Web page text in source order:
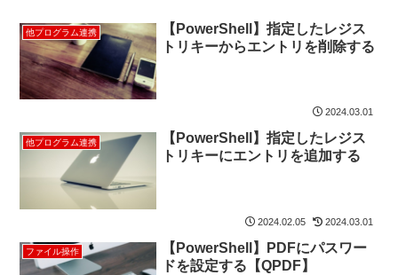
他プログラム連携
【PowerShell】指定したレジス
トリキーからエントリを削除する
2024.03.01
他プログラム連携
【PowerShell】指定したレジス
トリキーにエントリを追加する
2024.02.05 2024.03.01
ファイル操作
【PowerShell】PDFにパスワー
ドを設定する【QPDF】